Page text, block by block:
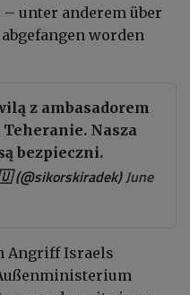
unter anderem über
worden
z ambasadorem
Nasza
bezpieczni.
June
Angriff Israels